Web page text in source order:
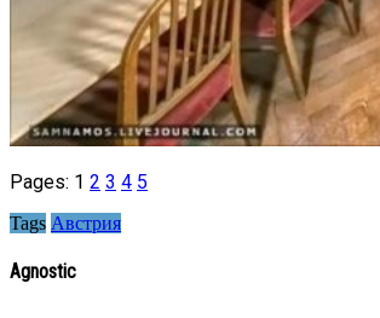
Pages: 1 2 3 4 5
Tags Австрия
Agnostic